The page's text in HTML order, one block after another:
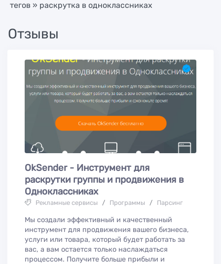
тегов » раскрутка в одноклассниках
Отзывы
OkSender - Инструмент для
раскрутки группы и продвижения в
Одноклассниках
Рекламные сервисы / Программы / Парсинг
Мы создали эффективный и качественный
инструмент для продвижения вашего бизнеса,
услуги или товара, который будет работать за
вас, а вам остается только наслаждаться
процессом. Получите больше прибыли и